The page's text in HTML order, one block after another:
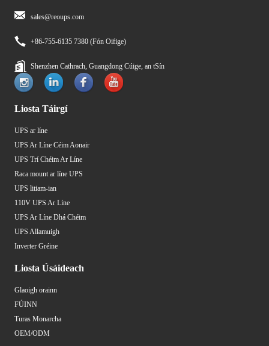
sales@reoups.com
+86-755-6135 7380 (Fón Oifige)
Shenzhen Cathrach, Guangdong Cúige, an tSín
Liosta Táirgí
UPS ar líne
UPS Ar Líne Céim Aonair
UPS Trí Chéim Ar Líne
Raca mount ar líne UPS
UPS litiam-ian
110V UPS Ar Líne
UPS Ar Líne Dhá Chéim
UPS Allamuigh
Inverter Gréine
Liosta Úsáideach
Glaoigh orainn
FÚINN
Turas Monarcha
OEM/ODM